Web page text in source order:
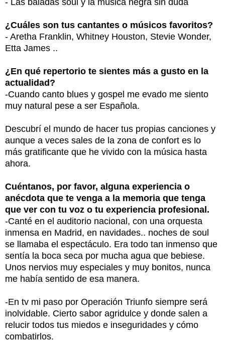
- Las baladas soul y la música negra sin duda
¿Cuáles son tus cantantes o músicos favoritos?
- Aretha Franklin, Whitney Houston, Stevie Wonder,
Etta James ..
¿En qué repertorio te sientes más a gusto en la
actualidad?
-Cuando canto blues y gospel me evado me siento
muy natural pese a ser Española.
Descubrí el mundo de hacer tus propias canciones y
aunque a veces sales de la zona de confort es lo
más gratificante que he vivido con la música hasta
ahora.
Cuéntanos, por favor, alguna experiencia o
anécdota que te venga a la memoria que tenga
que ver con tu voz o tu experiencia profesional.
-Canté en el auditorio nacional, con una orquesta
inmensa en Madrid, en navidades.. noches de soul
se llamaba el espectáculo. Era todo tan inmenso que
sentía la boca seca por mucha agua que bebiese.
Unos nervios muy especiales y muy bonitos, nunca
me había sentido de esa manera.
-En tv mi paso por Operación Triunfo siempre será
inolvidable. Cierto sabor agridulce y donde salen a
relucir todos tus miedos e inseguridades y cómo
combatirlos.